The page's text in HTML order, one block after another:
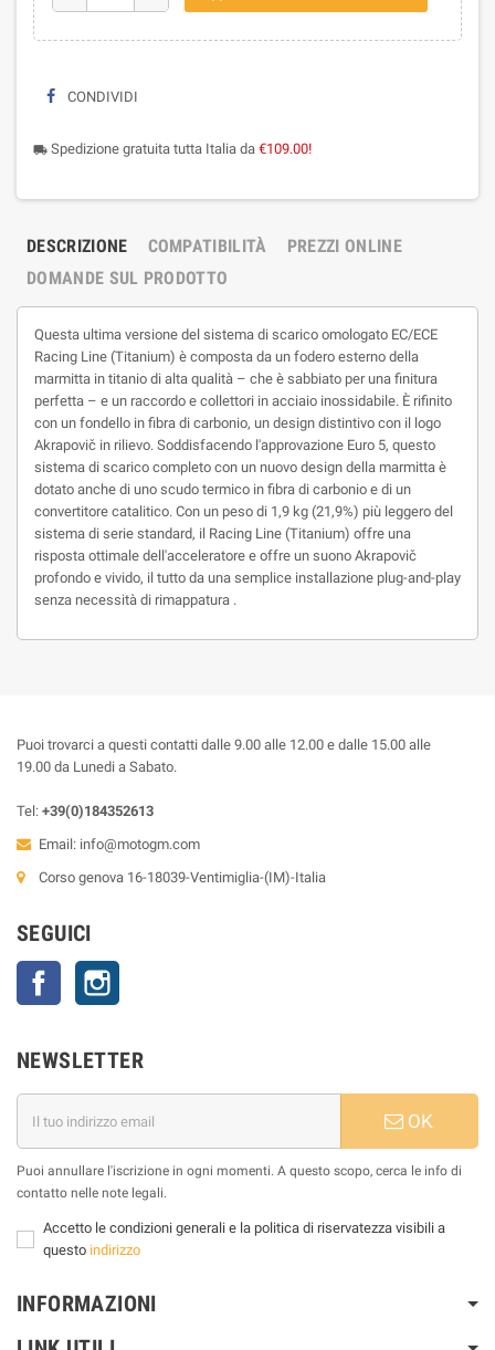
CONDIVIDI
local_shipping Spedizione gratuita tutta Italia da €109.00!
DESCRIZIONE COMPATIBILITÀ
PREZZI ONLINE
DOMANDE SUL PRODOTTO
Questa ultima versione del sistema di scarico omologato EC/ECE
Racing Line (Titanium) è composta da un fodero esterno della
marmitta in titanio di alta qualità – che è sabbiato per una finitura
perfetta – e un raccordo e collettori in acciaio inossidabile. È rifinito
con un fondello in fibra di carbonio, un design distintivo con il logo
Akrapovič in rilievo. Soddisfacendo l'approvazione Euro 5, questo
sistema di scarico completo con un nuovo design della marmitta è
dotato anche di uno scudo termico in fibra di carbonio e di un
convertitore catalitico. Con un peso di 1,9 kg (21,9%) più leggero del
sistema di serie standard, il Racing Line (Titanium) offre una
risposta ottimale dell'acceleratore e offre un suono Akrapovič
profondo e vivido, il tutto da una semplice installazione plug-and-play
senza necessità di rimappatura .
Puoi trovarci a questi contatti dalle 9.00 alle 12.00 e dalle 15.00 alle
19.00 da Lunedi a Sabato.
Tel: +39(0)184352613
Email: info@motogm.com
Corso genova 16-18039-Ventimiglia-(IM)-Italia
SEGUICI
Facebook
NEWSLETTER
OK
Puoi annullare l'iscrizione in ogni momenti. A questo scopo, cerca le info di
contatto nelle note legali.
Accetto le condizioni generali e la politica di riservatezza visibili a
questo indirizzo
INFORMAZIONI